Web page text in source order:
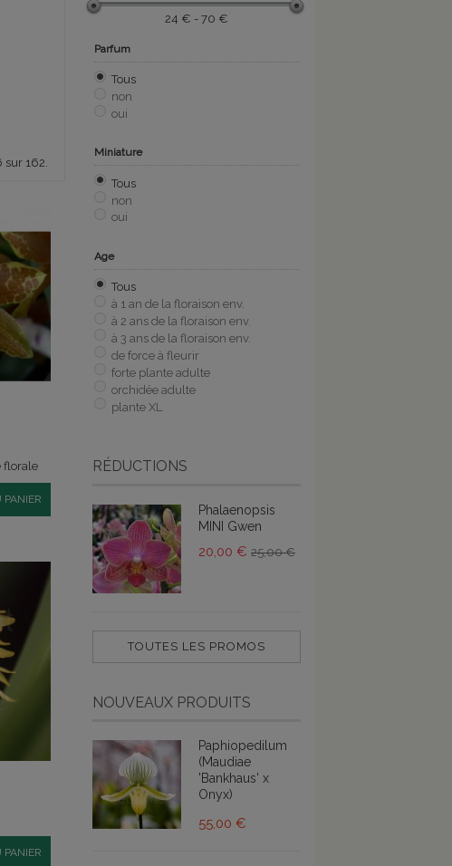
sur 162.
florale
PANIER
PANIER
24 € - 70 €
Parfum
Tous
non
oui
Miniature
Tous
non
oui
Age
Tous
à 1 an de la floraison env.
à 2 ans de la floraison env.
à 3 ans de la floraison env.
de force à fleurir
forte plante adulte
orchidée adulte
plante XL
RÉDUCTIONS
Phalaenopsis
MINI Gwen
20,00 € 25,00 €
TOUTES LES PROMOS
NOUVEAUX PRODUITS
Paphiopedilum
(Maudiae
'Bankhaus' x
Onyx)
55,00 €